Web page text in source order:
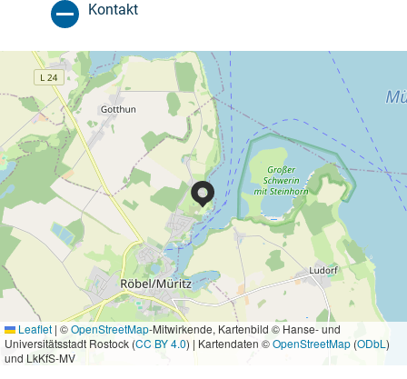
Kontakt
Leaflet | ©OpenStreetMap-Mitwirkende, Kartenbild © Hanse- und
Universitätsstadt Rostock (CC BY 4.0) | Kartendaten ©OpenStreetMap (ODbL )
und LkKfS-MV